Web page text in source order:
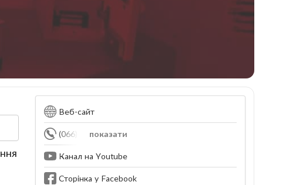
Веб-сайт
показати
(066) 256-49-46
Канал на Youtube
Сторінка у Facebook